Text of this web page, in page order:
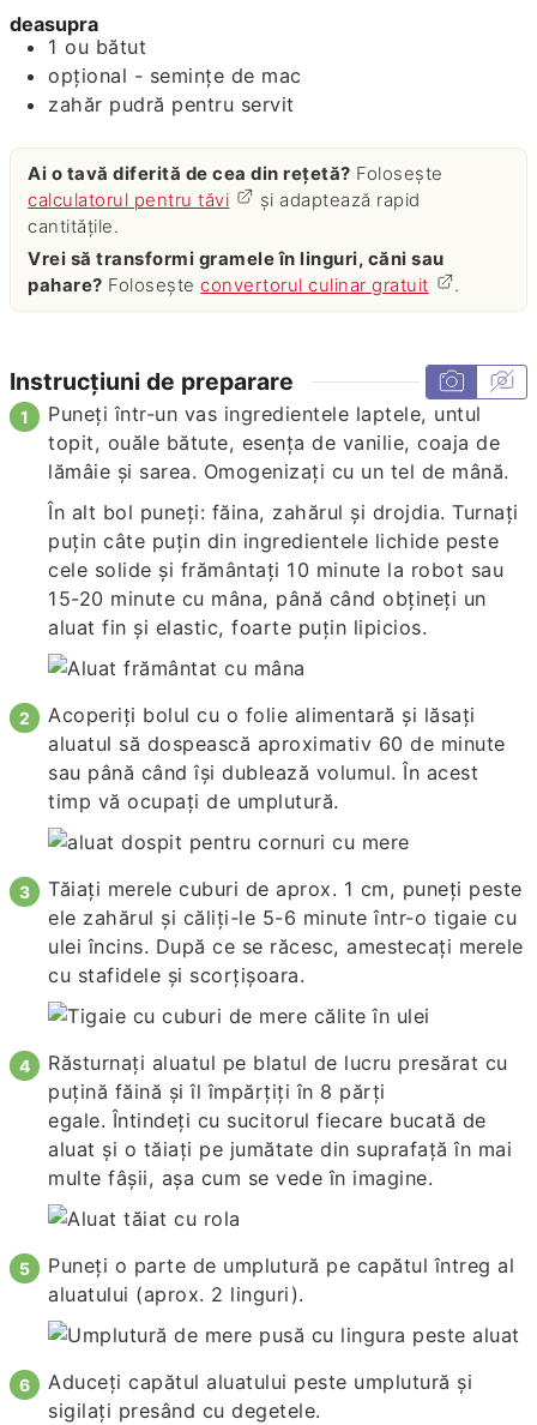
deasupra
1 ou bătut
opțional - semințe de mac
zahăr pudră pentru servit
Ai o tavă diferită de cea din rețetă? Folosește
calculatorul pentru tăvi
și adaptează rapid
cantitățile.
Vrei să transformi gramele în linguri, căni sau
pahare? Foloseșteconvertorul culinar gratuit .
Instrucțiuni de preparare
Puneți într-un vas ingredientele laptele, untul
topit, ouăle bătute, esența de vanilie, coaja de
lămâie și sarea. Omogenizați cu un tel de mână.
În alt bol puneți: făina, zahărul și drojdia. Turnați
puțin câte puțin din ingredientele lichide peste
cele solide și frământați 10 minute la robot sau
15-20 minute cu mâna, până când obțineți un
aluat fin și elastic, foarte puțin lipicios.
Acoperiți bolul cu o folie alimentară și lăsați
aluatul să dospească aproximativ 60 de minute
sau până când își dublează volumul. În acest
timp vă ocupați de umplutură.
Tăiați merele cuburi de aprox. 1 cm, puneți peste
ele zahărul și căliți-le 5-6 minute într-o tigaie cu
ulei încins. După ce se răcesc, amestecați merele
cu stafidele și scorțișoara.
Răsturnați aluatul pe blatul de lucru presărat cu
puțină făină și îl împărțiți în 8 părți
egale. Întindeți cu sucitorul fiecare bucată de
aluat și o tăiați pe jumătate din suprafață în mai
multe fâșii, așa cum se vede în imagine.
Puneți o parte de umplutură pe capătul întreg al
aluatului (aprox. 2 linguri).
Aduceți capătul aluatului peste umplutură și
sigilați presând cu degetele.